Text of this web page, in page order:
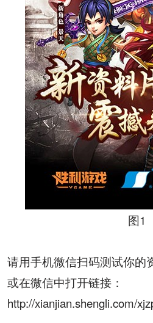
图1
请用手机微信扫码测试你的
或在微信中打开链接：
http://xianjian.shengli.com/